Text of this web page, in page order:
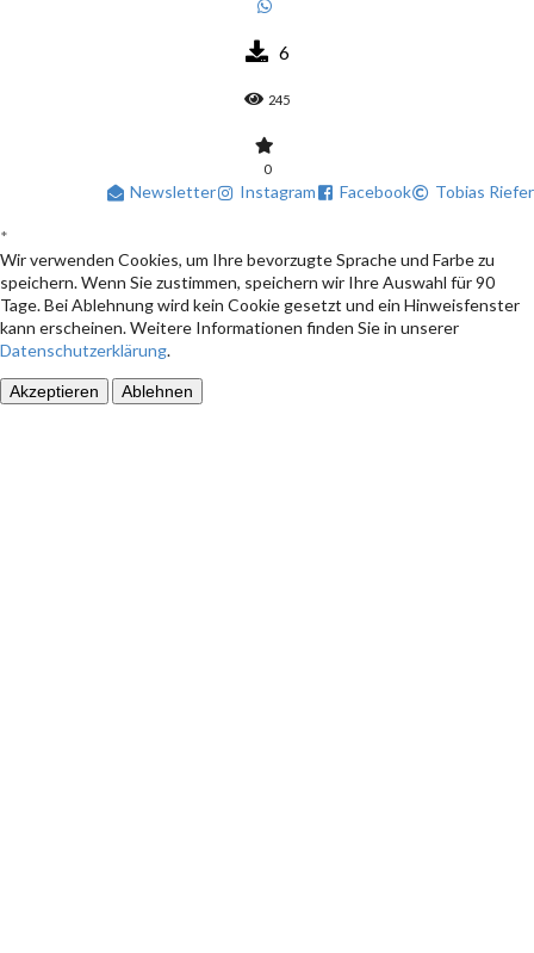
6
245
0
Newsletter Instagram Facebook Tobias Riefer
*
Wir verwenden Cookies, um Ihre bevorzugte Sprache und Farbe zu
speichern. Wenn Sie zustimmen, speichern wir Ihre Auswahl für 90
Tage. Bei Ablehnung wird kein Cookie gesetzt und ein Hinweisfenster
kann erscheinen. Weitere Informationen finden Sie in unserer
Datenschutzerklärung.
Akzeptieren Ablehnen